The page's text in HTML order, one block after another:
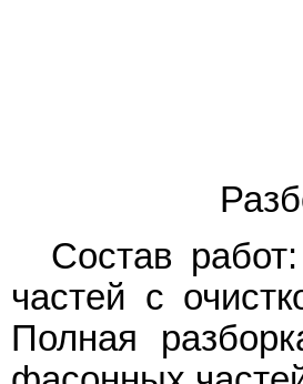
Состав
частей с
Полная